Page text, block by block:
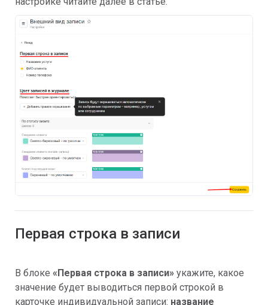
Первая строка в записи
В блоке «Первая строка в записи» укажите, какое
значение будет выводиться первой строкой в
карточке индивидуальной записи: название